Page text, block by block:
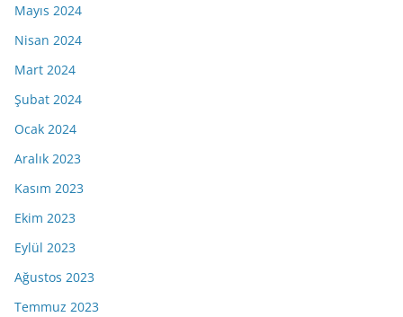
Mayıs 2024
Nisan 2024
Mart 2024
Şubat 2024
Ocak 2024
Aralık 2023
Kasım 2023
Ekim 2023
Eylül 2023
Ağustos 2023
Temmuz 2023